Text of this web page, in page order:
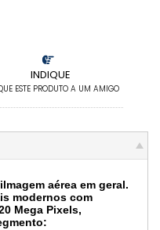
INDIQUE
ESTE PRODUTO A UM AMIGO
aérea em geral.
modernos com
Mega Pixels,